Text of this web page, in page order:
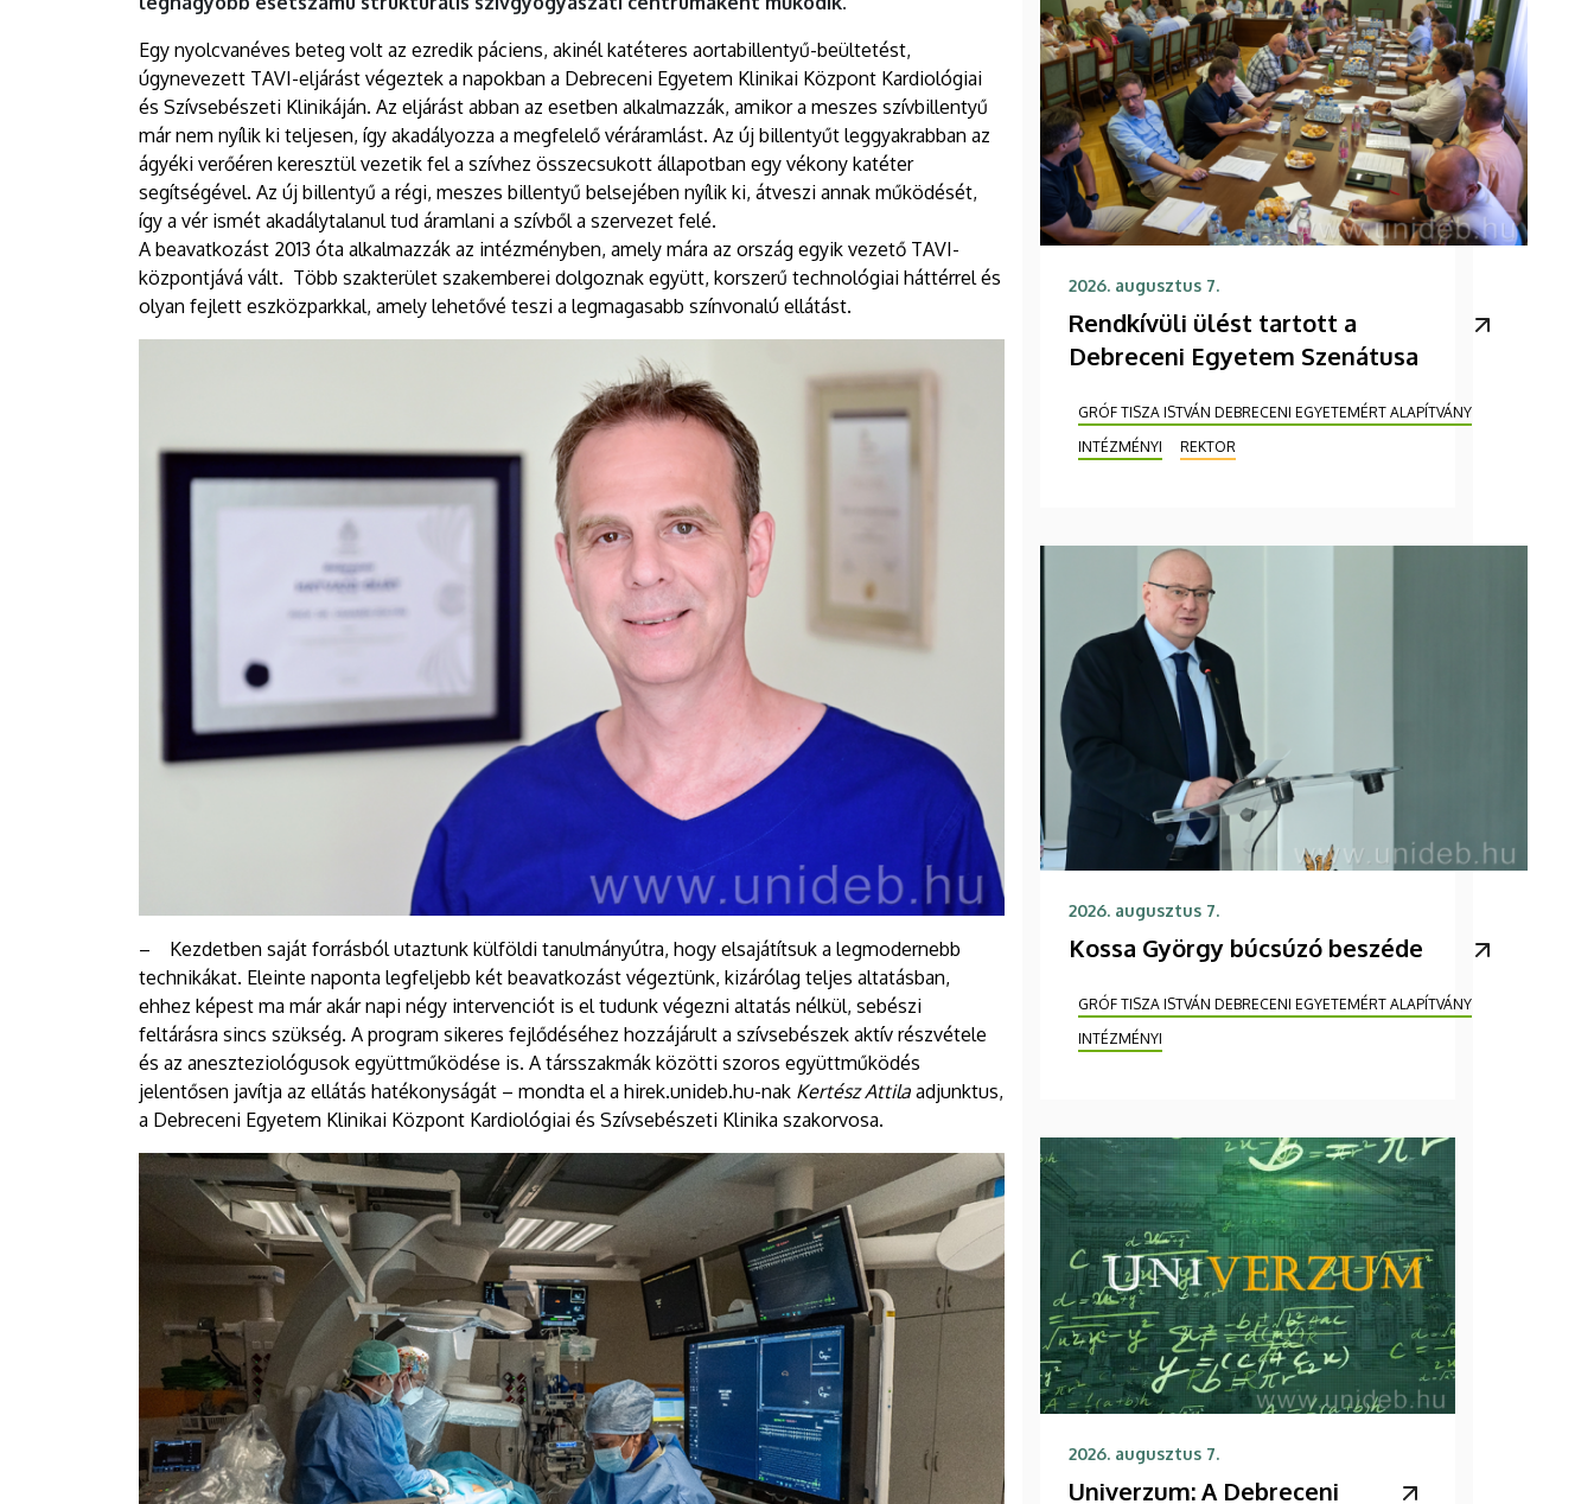
Egy nyolcvanéves beteg volt az ezredik páciens, akinél katéteres aortabillentyű-beültetést,
úgynevezett TAVI-eljárást végeztek a napokban a Debreceni Egyetem Klinikai Központ Kardiológiai
és Szívsebészeti Klinikáján. Az eljárást abban az esetben alkalmazzák, amikor a meszes szívbillentyű
már nem nyílik ki teljesen, így akadályozza a megfelelő véráramlást. Az új billentyűt leggyakrabban az
ágyéki verőéren keresztül vezetik fel a szívhez összecsukott állapotban egy vékony katéter
segítségével. Az új billentyű a régi, meszes billentyű belsejében nyílik ki, átveszi annak működését,
így a vér ismét akadálytalanul tud áramlani a szívből a szervezet felé.
A beavatkozást 2013 óta alkalmazzák az intézményben, amely mára az ország egyik vezető TAVI-
központjává vált. Több szakterület szakemberei dolgoznak együtt, korszerű technológiai háttérrel és
olyan fejlett eszközparkkal, amely lehetővé teszi a legmagasabb színvonalú ellátást.
– Kezdetben saját forrásból utaztunk külföldi tanulmányútra, hogy elsajátítsuk a legmodernebb
technikákat. Eleinte naponta legfeljebb két beavatkozást végeztünk, kizárólag teljes altatásban,
ehhez képest ma már akár napi négy intervenciót is el tudunk végezni altatás nélkül, sebészi
feltárásra sincs szükség. A program sikeres fejlődéséhez hozzájárult a szívsebészek aktív részvétele
és az aneszteziológusok együttműködése is. A társszakmák közötti szoros együttműködés
jelentősen javítja az ellátás hatékonyságát – mondta el a hirek.unideb.hu-nak Kertész Attila adjunktus,
a Debreceni Egyetem Klinikai Központ Kardiológiai és Szívsebészeti Klinika szakorvosa.
2026. augusztus 7.
Rendkívüli ülést tartott a
Debreceni Egyetem Szenátusa
GRÓF TISZA ISTVÁN DEBRECENI EGYETEMÉRT ALAPÍTVÁNY
INTÉZMÉNYI
REKTOR
2026. augusztus 7.
Kossa György búcsúzó beszéde
GRÓF TISZA ISTVÁN DEBRECENI EGYETEMÉRT ALAPÍTVÁNY
INTÉZMÉNYI
2026. augusztus 7.
Univerzum: A Debreceni